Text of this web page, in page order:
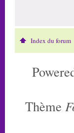
Index du forum
Thème